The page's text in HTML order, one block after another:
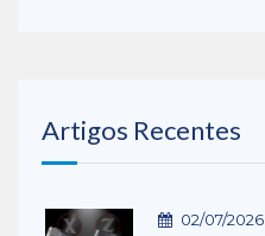
Artigos Recentes
02/07/2026